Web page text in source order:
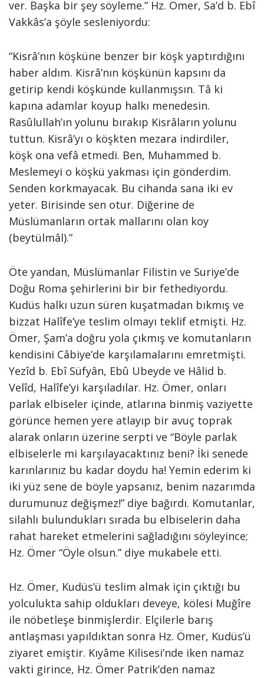
ver. Başka bir şey söyleme.” Hz. Ömer, Sa’d b. Ebî
Vakkâs’a şöyle sesleniyordu:
“Kisrâ’nın köşküne benzer bir köşk yaptırdığını
haber aldım. Kisrâ’nın köşkünün kapsını da
getirip kendi köşkünde kullanmışsın. Tâ ki
kapına adamlar koyup halkı menedesin.
Rasûlullah’ın yolunu bırakıp Kisrâların yolunu
tuttun. Kisrâ’yı o köşkten mezara indirdiler,
köşk ona vefâ etmedi. Ben, Muhammed b.
Meslemeyi o köşkü yakması için gönderdim.
Senden korkmayacak. Bu cihanda sana iki ev
yeter. Birisinde sen otur. Diğerine de
Müslümanların ortak mallarını olan koy
(beytülmâl).”
Öte yandan, Müslümanlar Filistin ve Suriye’de
Doğu Roma şehirlerini bir bir fethediyordu.
Kudüs halkı uzun süren kuşatmadan bıkmış ve
bizzat Halîfe’ye teslim olmayı teklif etmişti. Hz.
Ömer, Şam’a doğru yola çıkmış ve komutanların
kendisini Câbiye’de karşılamalarını emretmişti.
Yezîd b. Ebî Süfyân, Ebû Ubeyde ve Hâlid b.
Velîd, Halîfe’yi karşıladılar. Hz. Ömer, onları
parlak elbiseler içinde, atlarına binmiş vaziyette
görünce hemen yere atlayıp bir avuç toprak
alarak onların üzerine serpti ve “Böyle parlak
elbiselerle mi karşılayacaktınız beni? İki senede
karınlarınız bu kadar doydu ha! Yemin ederim ki
iki yüz sene de böyle yapsanız, benim nazarımda
durumunuz değişmez!” diye bağırdı. Komutanlar,
silahlı bulundukları sırada bu elbiselerin daha
rahat hareket etmelerini sağladığını söyleyince;
Hz. Ömer “Öyle olsun.” diye mukabele etti.
Hz. Ömer, Kudüs’ü teslim almak için çıktığı bu
yolculukta sahip oldukları deveye, kölesi Muğîre
ile nöbetleşe binmişlerdir. Elçilerle barış
antlaşması yapıldıktan sonra Hz. Ömer, Kudüs’ü
ziyaret emiştir. Kıyâme Kilisesi’nde iken namaz
vakti girince, Hz. Ömer Patrik’den namaz